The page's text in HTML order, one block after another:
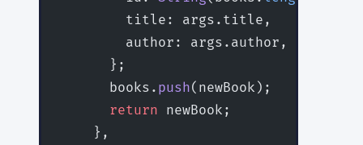
        title: args.title,
        author: args.author,
      };
      books.
push(newBook);
      return
newBook;
    },